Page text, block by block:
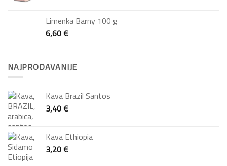
Limenka Barny 100 g
6,60€
NAJPRODAVANIJE
Kava Brazil Santos
3,40€
Kava Ethiopia
3,20€